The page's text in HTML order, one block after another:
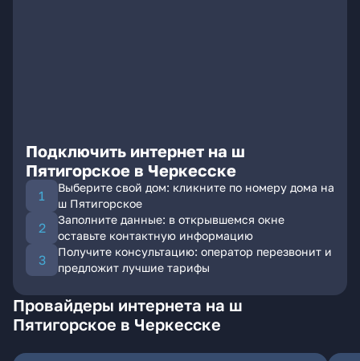
Подключить интернет на ш
Пятигорское в Черкесске
Выберите свой дом: кликните по номеру дома на
ш Пятигорское
Заполните данные: в открывшемся окне
оставьте контактную информацию
Получите консультацию: оператор перезвонит и
предложит лучшие тарифы
Провайдеры интернета на ш
Пятигорское в Черкесске